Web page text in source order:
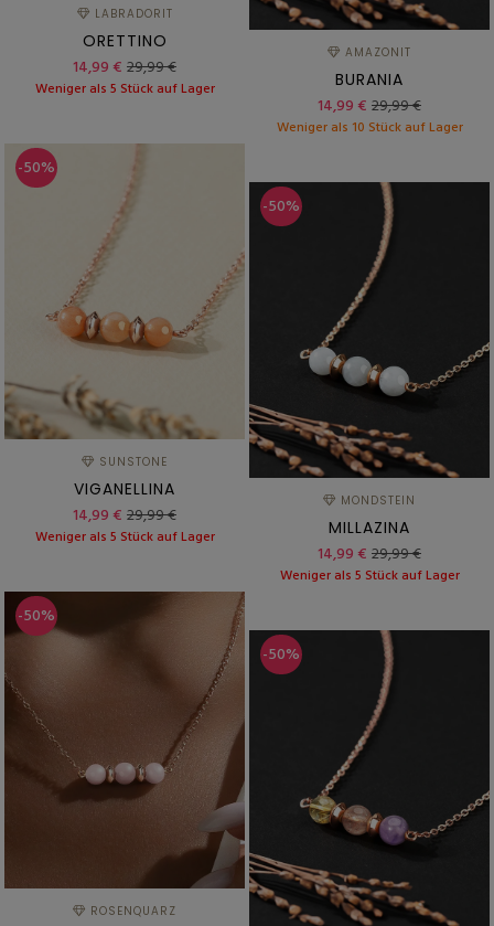
LABRADORIT
ORETTINO
14,99 € 29,99 €
Weniger als 5 Stück auf Lager
AMAZONIT
BURANIA
14,99 € 29,99 €
Weniger als 10 Stück auf Lager
-50%
SUNSTONE
VIGANELLINA
14,99 € 29,99 €
Weniger als 5 Stück auf Lager
-50%
MONDSTEIN
MILLAZINA
14,99 € 29,99 €
Weniger als 5 Stück auf Lager
-50%
ROSENQUARZ
-50%